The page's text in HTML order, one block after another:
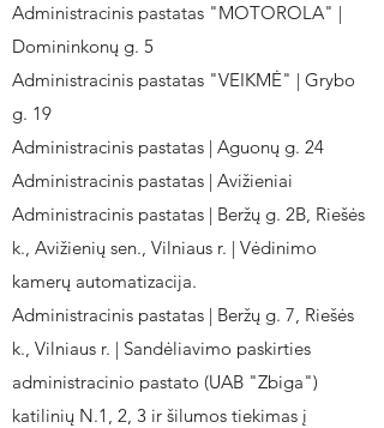
Administracinis pastatas "MOTOROLA" |
Domininkonų g. 5
Administracinis pastatas "VEIKMĖ" | Grybo
g. 19
Administracinis pastatas | Aguonų g. 24
Administracinis pastatas | Avižieniai
Administracinis pastatas | Beržų g. 2B, Riešės
k., Avižienių sen., Vilniaus r. | Vėdinimo
kamerų automatizacija.
Administracinis pastatas | Beržų g. 7, Riešės
k., Vilniaus r. | Sandėliavimo paskirties
administracinio pastato (UAB "Zbiga")
katilinių N.1, 2, 3 ir šilumos tiekimas į